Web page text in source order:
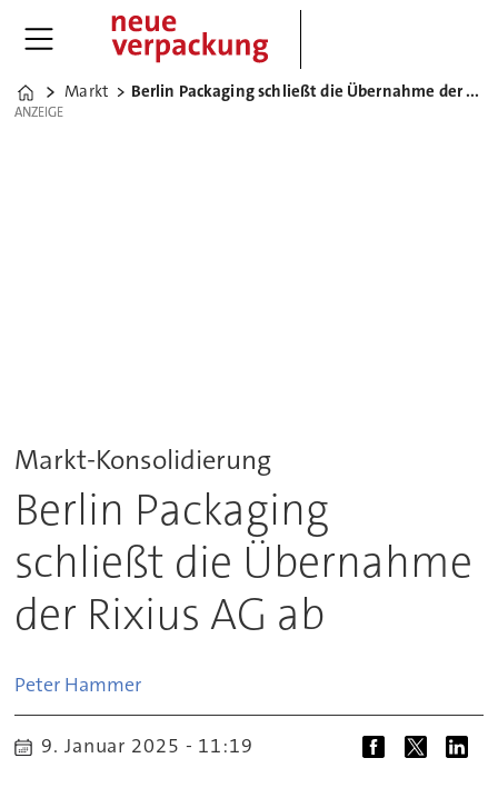
Home
Markt Berlin Packaging schließt die Übernahme der Rixius AG ab
ANZEIGE
ANZEIGE
Markt-Konsolidierung
Berlin Packaging
schließt die Übernahme
der Rixius AG ab
Peter Hammer
9. Januar 2025 - 11:19